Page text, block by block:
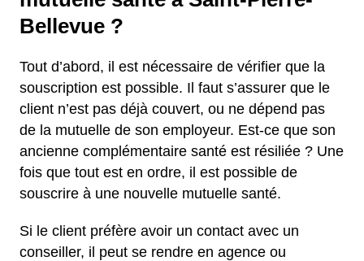
Bellevue ?
Tout d’abord, il est nécessaire de vérifier que la
souscription est possible. Il faut s’assurer que le
client n’est pas déjà couvert, ou ne dépend pas
de la mutuelle de son employeur. Est-ce que son
ancienne complémentaire santé est résiliée ? Une
fois que tout est en ordre, il est possible de
souscrire à une nouvelle mutuelle santé.
Si le client préfère avoir un contact avec un
conseiller, il peut se rendre en agence ou